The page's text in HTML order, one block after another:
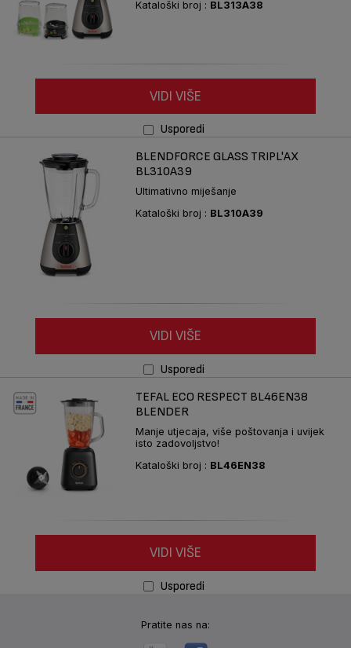
Kataloški broj : BL313A38
VIDI VIŠE
Usporedi
BLENDFORCE GLASS TRIPL'AX
BL310A39
Ultimativno miješanje
Kataloški broj : BL310A39
VIDI VIŠE
Usporedi
TEFAL ECO RESPECT BL46EN38
BLENDER
Manje utjecaja, više poštovanja i uvijek
isto zadovoljstvo!
Kataloški broj : BL46EN38
VIDI VIŠE
Usporedi
Pratite nas na: